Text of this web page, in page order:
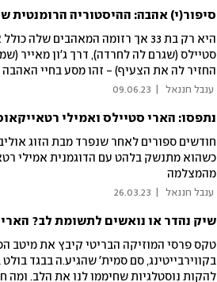
סיפור(י) אהבה: ההיסטוריה הרומנטית
היא רק בת 33 אך רזומה המאהבים
סטיילס (שגרם לה לחרדה), דרך ג'ון מאייר
החזיר לה את הצעיף) - זהו מסע בחיי האהבה
ענבל חננאל 09.06.23
נתפסו: הארי סטיילס ואמילי
חודשים ספורים לאחר שנפרד מבת הזוג
כשהוא מתנשק בלהט עם הדוגמנית אמילי
מהמצלמה
ענבל חננאל 26.03.23
שיק נהדר או נואשים לתשומת לב?
טקס פרסי המוזיקה הבריטי קיבץ את מיטב
להקות נוסטלגיות שחיממו לנו את הלב.